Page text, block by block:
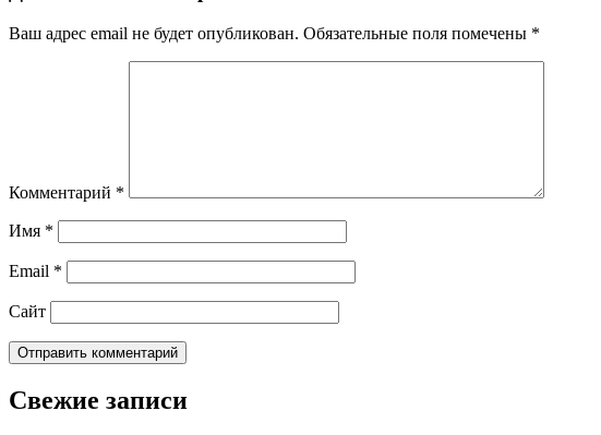
Ваш адрес email не будет опубликован. Обязательные поля помечены *
Комментарий *
Имя *
Email *
Сайт
Свежие записи